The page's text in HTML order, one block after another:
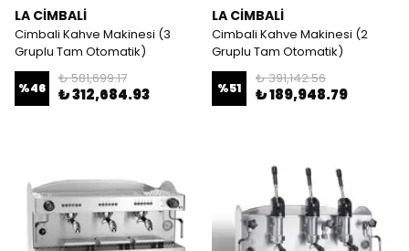
LA CİMBALİ
Cimbali Kahve Makinesi (3
Gruplu Tam Otomatik)
%46
₺ 581,699.17
₺ 312,684.93
LA CİMBALİ
Cimbali Kahve Makinesi (2
Gruplu Tam Otomatik)
%51
₺ 391,142.56
₺ 189,948.79